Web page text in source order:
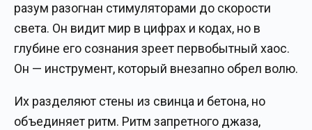
разум разогнан стимуляторами до скорости
света. Он видит мир в цифрах и кодах, но в
глубине его сознания зреет первобытный хаос.
Он — инструмент, который внезапно обрел волю.
Их разделяют стены из свинца и бетона, но
объединяет ритм. Ритм запретного джаза,